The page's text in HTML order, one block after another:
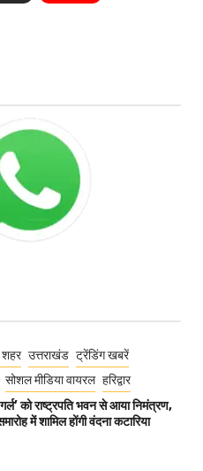
उत्तराखंड ट्रेंडिंग खबरें
सोशल मीडिया वायरल हरिद्वार
को राष्ट्रपति भवन से आया निमंत्रण,
में शामिल होंगी वंदना कटारिया